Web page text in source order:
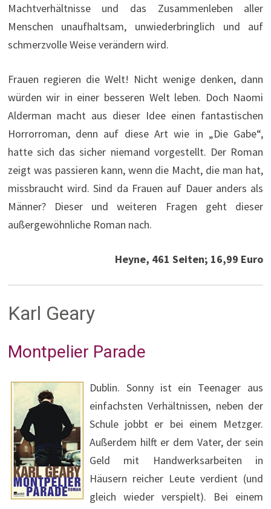
Machtverhältnisse und das Zusammenleben aller
Menschen unaufhaltsam, unwiederbringlich und auf
schmerzvolle Weise verändern wird.
Frauen regieren die Welt! Nicht wenige denken, dann
würden wir in einer besseren Welt leben. Doch Naomi
Alderman macht aus dieser Idee einen fantastischen
Horrorroman, denn auf diese Art wie in „Die Gabe“,
hatte sich das sicher niemand vorgestellt. Der Roman
zeigt was passieren kann, wenn die Macht, die man hat,
missbraucht wird. Sind da Frauen auf Dauer anders als
Männer? Dieser und weiteren Fragen geht dieser
außergewöhnliche Roman nach.
Heyne, 461 Seiten; 16,99 Euro
Karl Geary
Montpelier Parade
Dublin. Sonny ist ein Teenager aus
einfachsten Verhältnissen, neben der
Schule jobbt er bei einem Metzger.
Außerdem hilft er dem Vater, der sein
Geld mit Handwerksarbeiten in
Häusern reicher Leute verdient (und
gleich wieder verspielt). Bei einem